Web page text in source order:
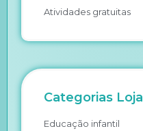
Atividades gratuitas
Categorias Loja
Educação infantil